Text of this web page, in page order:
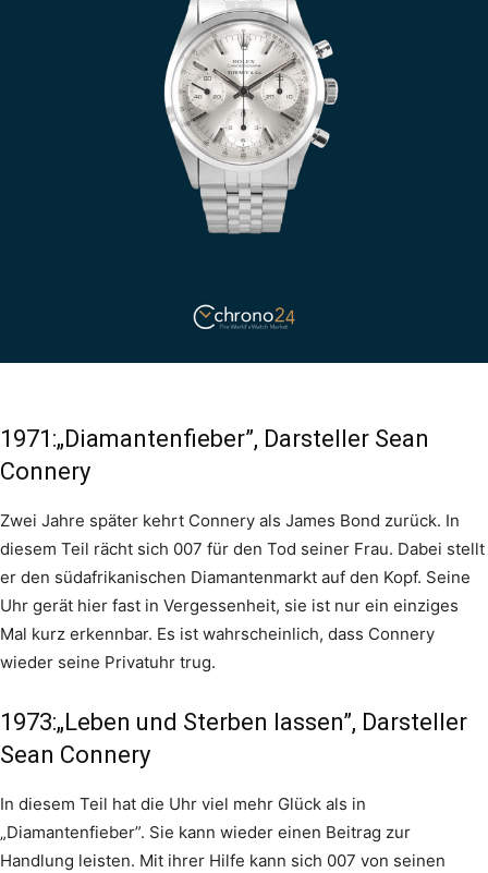
1971:„Diamantenfieber”, Darsteller Sean
Connery
Zwei Jahre später kehrt Connery als James Bond zurück. In
diesem Teil rächt sich 007 für den Tod seiner Frau. Dabei stellt
er den südafrikanischen Diamantenmarkt auf den Kopf. Seine
Uhr gerät hier fast in Vergessenheit, sie ist nur ein einziges
Mal kurz erkennbar. Es ist wahrscheinlich, dass Connery
wieder seine Privatuhr trug.
1973:„Leben und Sterben lassen”, Darsteller
Sean Connery
In diesem Teil hat die Uhr viel mehr Glück als in
„Diamantenfieber”. Sie kann wieder einen Beitrag zur
Handlung leisten. Mit ihrer Hilfe kann sich 007 von seinen